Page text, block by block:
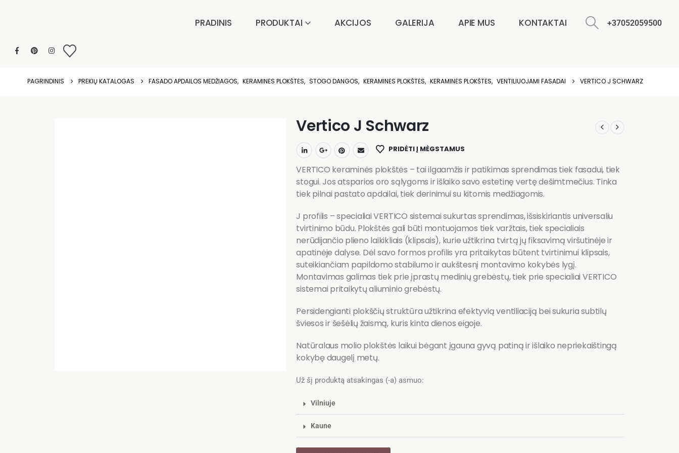
PRADINIS PRODUKTAI AKCIJOS GALERIJA APIE MUS KONTAKTAI +37052059500
PAGRINDINIS PREKIŲ KATALOGAS FASADO APDAILOS MEDŽIAGOS, KERAMINĖS PLOKŠTĖS, STOGO DANGOS, KERAMINĖS PLOKŠTĖS, KERAMINĖS PLOKŠTĖS, VENTILIUOJAMI FASADAI VERTICO J SCHWARZ
Vertico J Schwarz
PRIDĖTI Į MĖGSTAMUS
VERTICO keraminės plokštės – tai ilgaamžis ir patikimas sprendimas tiek fasadui, tiek
stogui. Jos atsparios oro sąlygoms ir išlaiko savo estetinę vertę dešimtmečius. Tinka
tiek pilnai pastato apdailai, tiek derinimui su kitomis medžiagomis.
J profilis – specialiai VERTICO sistemai sukurtas sprendimas, išsiskiriantis universaliu
tvirtinimo būdu. Plokštės gali būti montuojamos tiek varžtais, tiek specialiais
nerūdijančio plieno laikikliais (klipsais), kurie užtikrina tvirtą jų fiksavimą viršutinėje ir
apatinėje dalyse. Dėl savo formos profilis yra pritaikytas būtent tvirtinimui klipsais,
suteikiančiam papildomo stabilumo ir aukštesnį montavimo kokybės lygį.
Montavimas galimas tiek prie įprastų medinių grebėstų, tiek prie specialiai VERTICO
sistemai pritaikytų aliuminio grebėstų.
Persidengianti plokščių struktūra užtikrina efektyvią ventiliaciją bei sukuria subtilų
šviesos ir šešėlių žaismą, kuris kinta dienos eigoje.
Natūralaus molio plokštės laikui bėgant įgauna gyvą patiną ir išlaiko nepriekaištingą
kokybę daugelį metų.
Už šį produktą atsakingas (-a) asmuo:
Vilniuje
Kaune